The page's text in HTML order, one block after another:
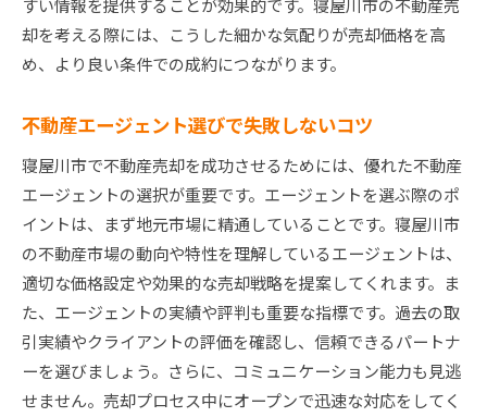
すい情報を提供することが効果的です。寝屋川市の不動産売
却を考える際には、こうした細かな気配りが売却価格を高
め、より良い条件での成約につながります。
不動産エージェント選びで失敗しないコツ
寝屋川市で不動産売却を成功させるためには、優れた不動産
エージェントの選択が重要です。エージェントを選ぶ際のポ
イントは、まず地元市場に精通していることです。寝屋川市
の不動産市場の動向や特性を理解しているエージェントは、
適切な価格設定や効果的な売却戦略を提案してくれます。ま
た、エージェントの実績や評判も重要な指標です。過去の取
引実績やクライアントの評価を確認し、信頼できるパートナ
ーを選びましょう。さらに、コミュニケーション能力も見逃
せません。売却プロセス中にオープンで迅速な対応をしてく